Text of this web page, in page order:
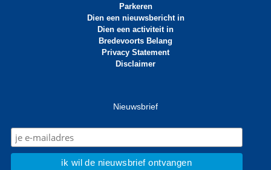
Parkeren
Dien een nieuwsbericht in
Dien een activiteit in
Bredevoorts Belang
Privacy Statement
Disclaimer
Nieuwsbrief